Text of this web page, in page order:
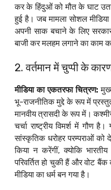
कर के हिंदुओं को मौत के घाट
हुई है। जब मामला सोशल मीडिया
अपनी साक बचाने के लिए सरकार
बाजी कर मलहम लगाने का काम
2. वर्तमान में चुप्पी के
मीडिया का एकतरफा चित्रण:
भू-राजनीतिक मुद्दे के रूप में
मानवीय त्रासदी के रूप में।
चर्चा राष्ट्रीय विमर्श में गौण है।
सांस्कृतिक धरोहर परम्पराओं
किया न करेंगीं, क्योकि भारतीय
परिवर्तित हो चुकी हैं और वोट
मीडिया का धर्म बन गया है।